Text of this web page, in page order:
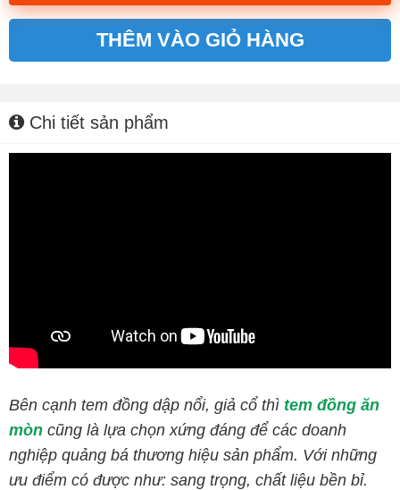
THÊM VÀO GIỎ HÀNG
Chi tiết sản phẩm
Bên cạnh tem đồng dập nổi, giả cổ thì tem đồng ăn
mòn cũng là lựa chọn xứng đáng để các doanh
nghiệp quảng bá thương hiệu sản phẩm. Với những
ưu điểm có được như: sang trọng, chất liệu bền bỉ.